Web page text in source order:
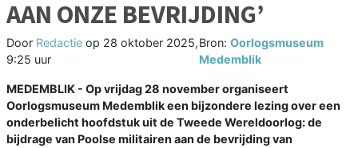
AAN ONZE BEVRIJDING’
Door Redactie op 28 oktober 2025,
9:25 uur
Bron:Oorlogsmuseum
Medemblik
MEDEMBLIK - Op vrijdag 28 november organiseert
Oorlogsmuseum Medemblik een bijzondere lezing over een
onderbelicht hoofdstuk uit de Tweede Wereldoorlog: de
bijdrage van Poolse militairen aan de bevrijding van